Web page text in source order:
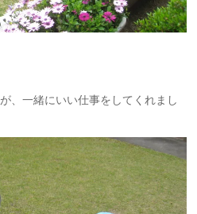
、一緒にいい仕事をしてくれまし